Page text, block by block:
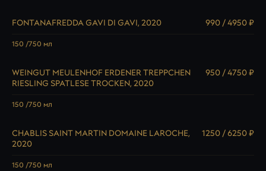
FONTANAFREDDA GAVI DI GAVI, 2020 990 / 4950 ₽
150 /750 мл
WEINGUT MEULENHOF ERDENER TREPPCHEN
RIESLING SPATLESE TROCKEN, 2020
950 / 4750 ₽
150 /750 мл
CHABLIS SAINT MARTIN DOMAINE LAROCHE,
2020
1250 / 6250 ₽
150 /750 мл